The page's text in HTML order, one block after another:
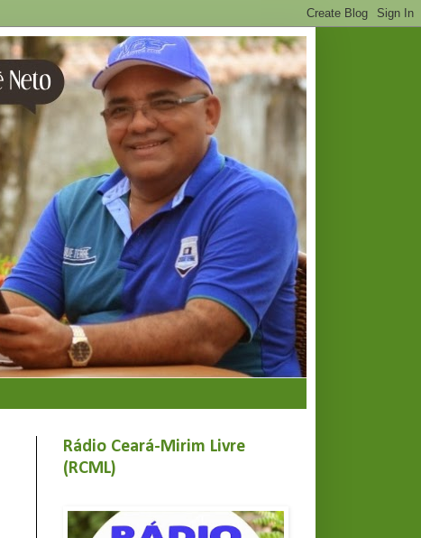
Rádio Ceará-Mirim Livre
(RCML)